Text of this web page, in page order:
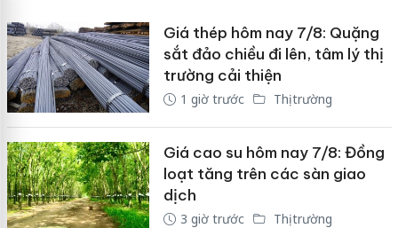
Giá thép hôm nay 7/8: Quặng
sắt đảo chiều đi lên, tâm lý thị
trường cải thiện
1 giờ trước Thị trường
Giá cao su hôm nay 7/8: Đồng
loạt tăng trên các sàn giao
dịch
3 giờ trước Thị trường